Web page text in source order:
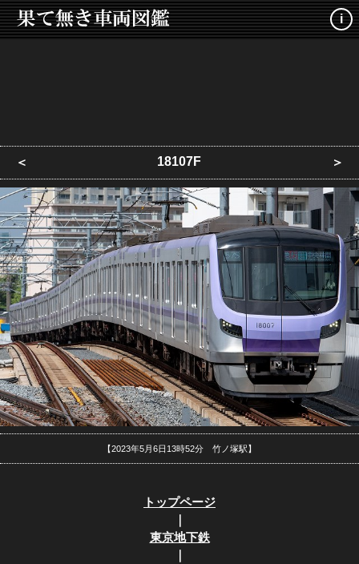
i
＜ 18107F ＞
【2023年5月6日13時52分 竹ノ塚駅】
トップページ
｜
東京地下鉄
｜